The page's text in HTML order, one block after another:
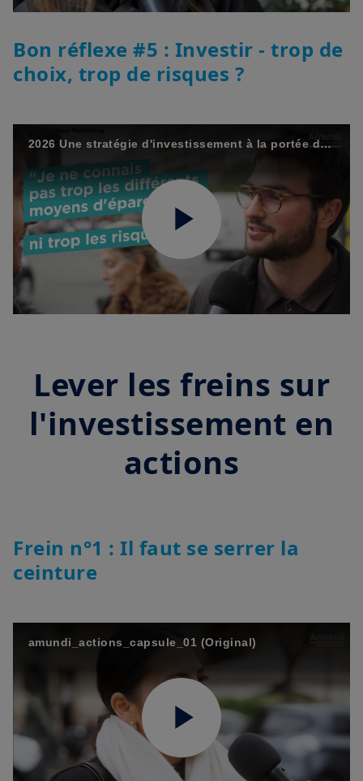
Video
Bon réflexe #5 : Investir - trop de
choix, trop de risques ?
2026 Une stratégie d'investissement à la portée de tous : la DIVERSIFICATION ! Epargnez malin avec Amundi - Episode 5/12
Play
Lever les freins sur
l'investissement en
actions
Frein n°1 : Il faut se serrer la
ceinture
amundi_actions_capsule_01 (Original)
Play